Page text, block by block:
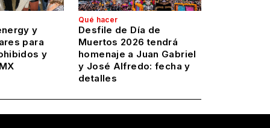
y
para
y
Qué hacer
Desfile de Día de
Muertos 2026 tendrá
homenaje a Juan Gabriel
y José Alfredo: fecha y
detalles